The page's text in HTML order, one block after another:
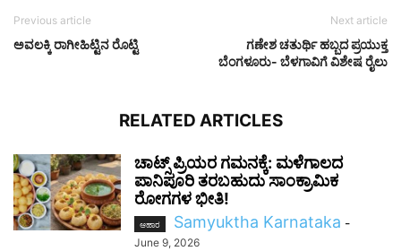
Previous article
ಅವಲಕ್ಕಿ ರಾಗೀಹಿಟ್ಟಿನ ರೊಟ್ಟಿ
Next article
ಗಣೇಶ ಚತುರ್ಥಿ ಹಬ್ಬದ ಪ್ರಯುಕ್ತ
ಬೆಂಗಳೂರು- ಬೆಳಗಾವಿಗೆ ವಿಶೇಷ ರೈಲು
RELATED ARTICLES
ಚಾಟ್ಸ್ ಪ್ರಿಯರ ಗಮನಕ್ಕೆ: ಮಳೆಗಾಲದ
ಪಾನಿಪೂರಿ ತರಬಹುದು ಸಾಂಕ್ರಾಮಿಕ
ರೋಗಗಳ ಭೀತಿ!
ಆಹಾರ Samyuktha Karnataka -
June 9, 2026